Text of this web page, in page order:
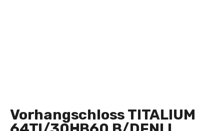
Vorhangschloss TITALIUM